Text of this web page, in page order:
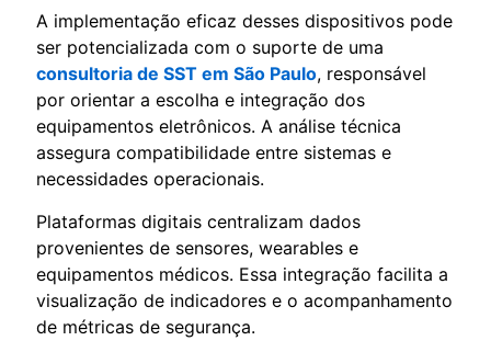
A implementação eficaz desses dispositivos pode
ser potencializada com o suporte de uma
consultoria de SST em São Paulo, responsável
por orientar a escolha e integração dos
equipamentos eletrônicos. A análise técnica
assegura compatibilidade entre sistemas e
necessidades operacionais.
Plataformas digitais centralizam dados
provenientes de sensores, wearables e
equipamentos médicos. Essa integração facilita a
visualização de indicadores e o acompanhamento
de métricas de segurança.